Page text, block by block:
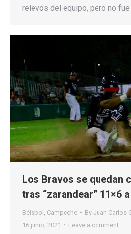
relevos del equipo, pero no
Los Bravos se quedan
tras “zarandear” 11×6
Béisbol Campeche By Juan Carlos
16 junio, 2021
Leave a comment